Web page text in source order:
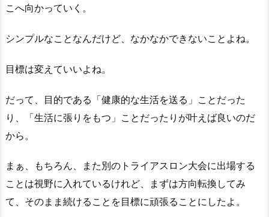
こへ向かっていく。
シンプルなことなんだけど、なかなかできないことよね。
目標は変えていいよね。
だって、目的である「健康的な生活を送る」ことだった
り、「生活に張りをもつ」ことだったりが叶えば良いのだ
から。
まぁ、もちろん、また別のトライアスロン大会に出場する
ことは視野に入れているけれど、まずは方向転換してみ
て、そのまま続けることを目標に頑張ることにしたよ。